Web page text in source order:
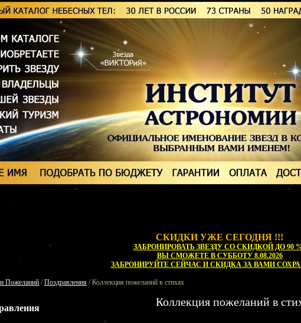
СКИДКИ УЖЕ СЕГОДНЯ !!!
ЗАБРОНИРОВАТЬ ЗВЕЗДУ СО СКИДКОЙ ДО 90
ВЫ СМОЖЕТЕ В СУББОТУ 8.08.2026
ЗАБРОНИРУЙТЕ СЕЙЧАС И СКИДКА ЗА ВАМИ
Пожеланий /Поздравления / Коллекция пожеланий в стихах
Коллекция пожеланий в